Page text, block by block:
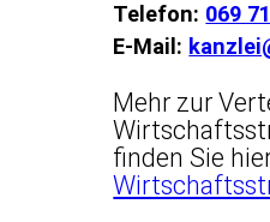
Telefon: 069
E-Mail:
Mehr zur
finden Sie